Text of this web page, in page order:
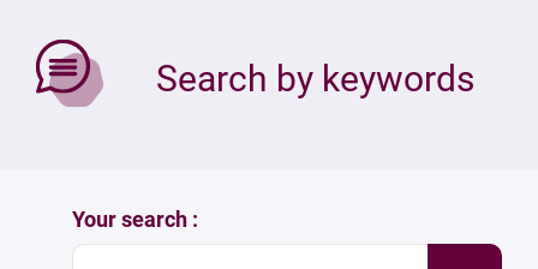
Search by keywords
Your search :